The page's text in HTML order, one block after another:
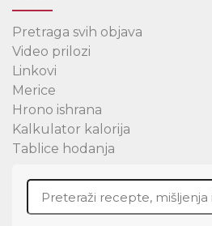
Pretraga svih objava
Video prilozi
Linkovi
Merice
Hrono ishrana
Kalkulator kalorija
Tablice hodanja
Search for: